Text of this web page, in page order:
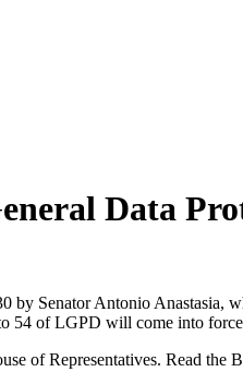
Data
Senator Antonio Anastasia,
54 of LGPD will come into
of Representatives. Read the